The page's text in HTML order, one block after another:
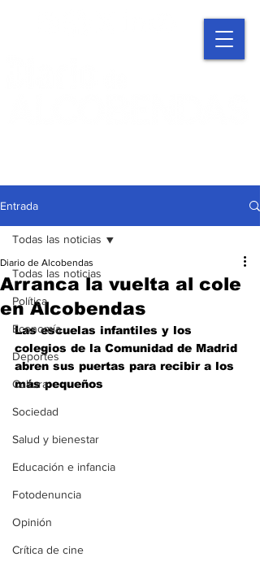
Entrada
Todas las noticias
Política
Economía
Deportes
Cultura
Sociedad
Salud y bienestar
Educación e infancia
Fotodenuncia
Opinión
Crítica de cine
Todas las noticias
Arranca la vuelta al cole
en Alcobendas
Diario de Alcobendas
Las escuelas infantiles y los
colegios de la Comunidad de Madrid
abren sus puertas para recibir a los
más pequeños